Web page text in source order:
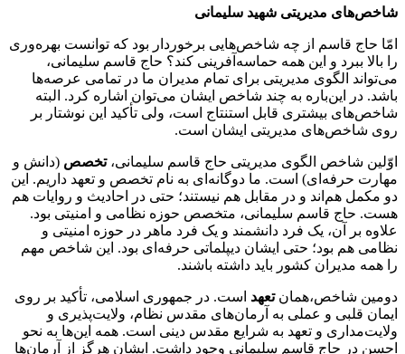
شاخص‌های مدیریتی شهید سلیمانی
امّا حاج قاسم از چه شاخص‌هایی برخوردار بود که توانست بهره‌وری
را بالا ببرد و این همه حماسه‌آفرینی کند؟ حاج قاسم سلیمانی،
می‌تواند الگوی مدیریتی برای تمام مدیران ما در تمامی عرصه‌ها
باشد. در این‌باره به چند شاخص ایشان می‌توان اشاره کرد. البته
شاخص‌های بیشتری قابل استنتاج است، ولی تأکید این نوشتار بر
روی شاخص‌های مدیریتی ایشان است.
اوّلین شاخص الگوی مدیریتی حاج قاسم سلیمانی، تخصص (دانش و
مهارت حرفه‌ای) است. ما دوگانه‌ای به نام تخصص و تعهد داریم. این
دو مکمل هم‌اند و در مقابل هم نیستند؛ حتی در احادیث و روایات هم
هست. حاج قاسم سلیمانی، متخصص حوزه نظامی و امنیتی بود.
علاوه بر آن، یک فرد دانشمند و یک فرد ماهر در حوزه امنیتی و
نظامی هم بود؛ حتی ایشان دیپلماتی حرفه‌ای بود. این شاخص مهم
را همه مدیران کشور باید داشته باشند.
دومین شاخص،همانتعهد است. در جمهوری اسلامی، تأکید بر روی
ایمان قلبی و عملی به آرمان‌های مقدس نظام، ولایت‌پذیری و
ولایت‌مداری و تعهد به شرایع مقدس دینی است. همه این‌ها به نحو
احسن در حاج قاسم سلیمانی وجود داشت. ایشان هرگز از آرمان‌ها